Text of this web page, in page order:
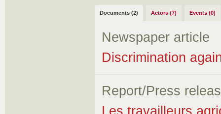
Documents (2) Actors (7) Events (0)
Newspaper article
Discrimination
Report/Press
Les travailleurs